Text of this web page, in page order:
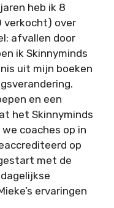
heb ik 8
verkocht) over
afvallen door
ik Skinnyminds
uit mijn boeken
en een
het Skinnyminds
coaches op in
op
met de
ervaringen